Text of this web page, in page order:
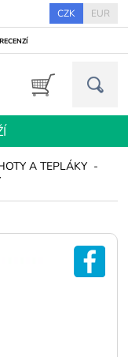
CZK EUR
RECENZÍ
A TEPLÁKY -